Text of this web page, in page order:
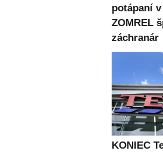
potápaní
ZOMREL
záchranár
KONIEC